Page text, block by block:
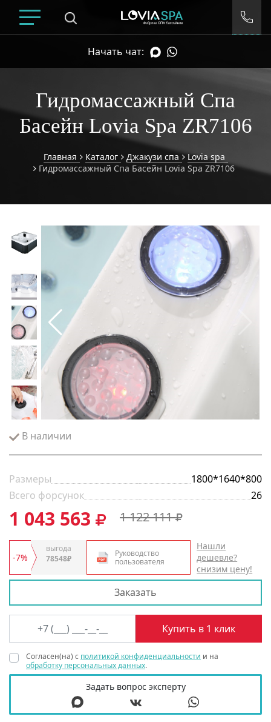
Начать чат:
Гидромассажный Спа
Басейн Lovia Spa ZR7106
Главная Каталог Джакузи спа
Lovia spa
Гидромассажный Спа Басейн Lovia Spa ZR7106
В наличии
Размеры
1800*1640*800
Всего форсунок
26
1 043 563 1 122 111
-7%
выгода
78548₽
Руководство
пользователя
Нашли
дешевле?
снизим цену!
Заказать
Согласен(на) с политикой конфиденциальности и на
обработку персональных данных.
Задать вопрос эксперту